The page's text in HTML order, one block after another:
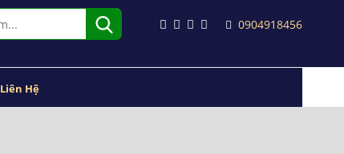
0904918456
Liên Hệ